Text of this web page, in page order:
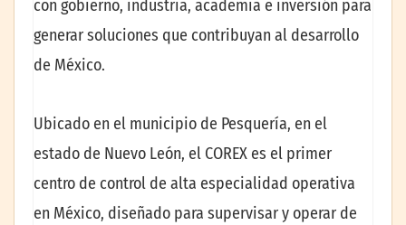
con gobierno, industria, academia e inversión para
generar soluciones que contribuyan al desarrollo
de México.
Ubicado en el municipio de Pesquería, en el
estado de Nuevo León, el COREX es el primer
centro de control de alta especialidad operativa
en México, diseñado para supervisar y operar de